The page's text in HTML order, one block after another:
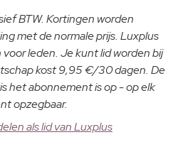
BTW. Kortingen worden
met de normale prijs. Luxplus
leden. Je kunt lid worden bij
kost 9,95 €/30 dagen. De
het abonnement is op - op elk
opzegbaar.
als lid van Luxplus